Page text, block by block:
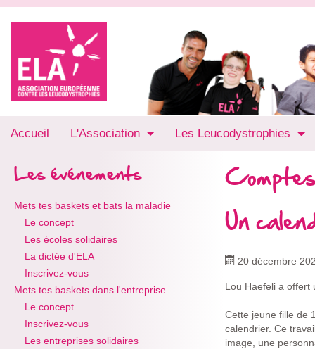
Accueil L'Association Les Leucodystrophies
Les événements
Mets tes baskets et bats la maladie
Le concept
Les écoles solidaires
La dictée d'ELA
Inscrivez-vous
Mets tes baskets dans l'entreprise
Le concept
Inscrivez-vous
Les entreprises solidaires
Un
20 décembre
Lou Haefeli a offert
Cette jeune fille de
calendrier. Ce
image, une